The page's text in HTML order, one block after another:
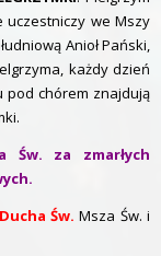
uczestniczy we Mszy
Anioł Pański,
każdy dzień
pod chórem znajdują
Św. za zmarłych
Ducha Św. Msza Św. i